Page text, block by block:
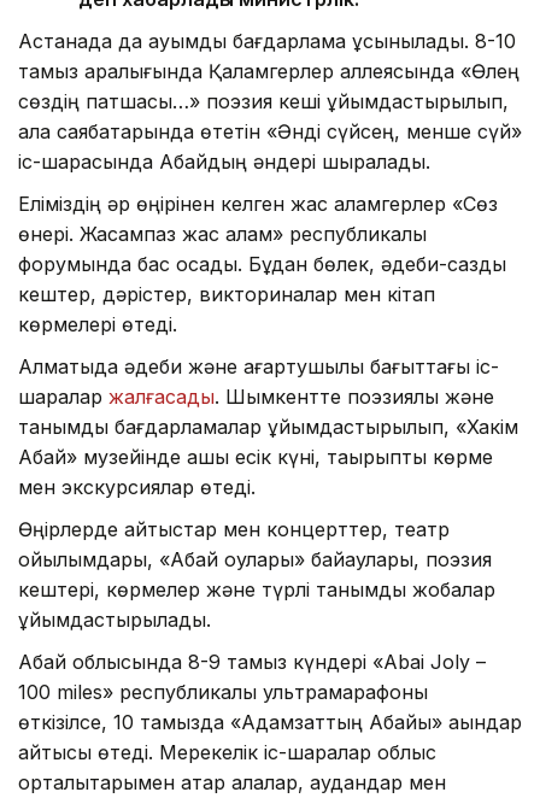
Астанада да ауқымды бағдарлама ұсынылады. 8-10
тамыз аралығында Қаламгерлер аллеясында «Өлең
сөздің патшасы…» поэзия кеші ұйымдастырылып,
қала саябақтарында өтетін «Әнді сүйсең, менше сүй»
іс-шарасында Абайдың әндері шырқалады.
Еліміздің әр өңірінен келген жас қаламгерлер «Сөз
өнері. Жасампаз жас қалам» республикалық
форумында бас қосады. Бұдан бөлек, әдеби-сазды
кештер, дәрістер, викториналар мен кітап
көрмелері өтеді.
Алматыда әдеби және ағартушылық бағыттағы іс-
шаралар жалғасады. Шымкентте поэзиялық және
танымдық бағдарламалар ұйымдастырылып, «Хакім
Абай» музейінде ашық есік күні, тақырыптық көрме
мен экскурсиялар өтеді.
Өңірлерде айтыстар мен концерттер, театр
қойылымдары, «Абай оқулары» байқаулары, поэзия
кештері, көрмелер және түрлі танымдық жобалар
ұйымдастырылады.
Абай облысында 8-9 тамыз күндері «Abai Joly –
100 miles» республикалық ультрамарафоны
өткізілсе, 10 тамызда «Адамзаттың Абайы» ақындар
айтысы өтеді. Мерекелік іс-шаралар облыс
орталықтарымен қатар қалалар, аудандар мен